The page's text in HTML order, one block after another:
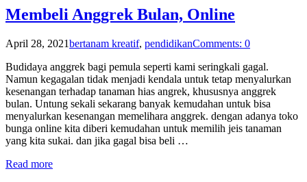
Membeli Anggrek Bulan, Online
April 28, 2021bertanam kreatif, pendidikanComments: 0
Budidaya anggrek bagi pemula seperti kami seringkali gagal.
Namun kegagalan tidak menjadi kendala untuk tetap menyalurkan
kesenangan terhadap tanaman hias angrek, khususnya anggrek
bulan. Untung sekali sekarang banyak kemudahan untuk bisa
menyalurkan kesenangan memelihara anggrek. dengan adanya toko
bunga online kita diberi kemudahan untuk memilih jeis tanaman
yang kita sukai. dan jika gagal bisa beli …
Read more